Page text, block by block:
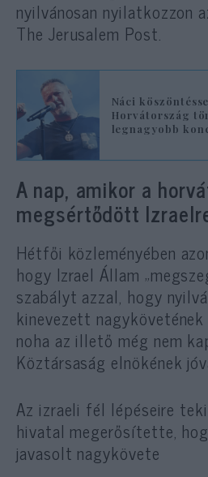
nyilvánosan nyilatkozzon
The Jerusalem Post.
Náci
Horvátország
legnagyobb
A nap, amikor a
megsértődött
Hétfői közleményében
hogy Izrael Állam
szabályt azzal, hogy
kinevezett
noha az illető még nem
Köztársaság elnökének
Az izraeli fél lépéseire
hivatal megerősítette,
javasolt nagykövete